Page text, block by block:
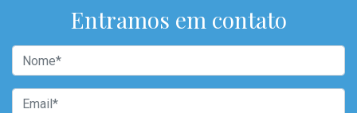
Entramos em contato